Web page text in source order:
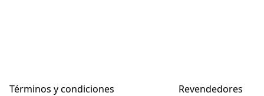
Términos y condiciones
Revendedores